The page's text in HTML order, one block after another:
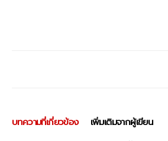
บทความที่เกี่ยวข้อง เพิ่มเติมจากผู้เขียน